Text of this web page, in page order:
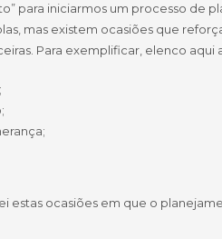
para iniciarmos um processo de
mas existem ocasiões que
Para exemplificar, elenco
estas ocasiões em que o